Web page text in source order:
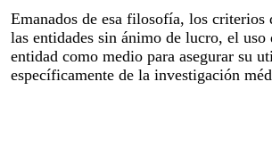
Emanados de esa filosofía, los
las entidades sin ánimo de lucro, el
entidad como medio para asegurar su
específicamente de la investigación